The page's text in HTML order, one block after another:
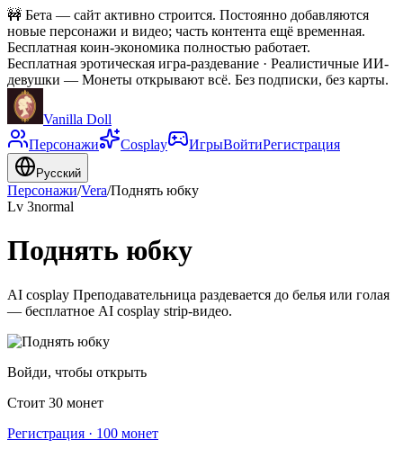
🚧 Бета — сайт активно строится. Постоянно добавляются
новые персонажи и видео; часть контента ещё временная.
Бесплатная коин-экономика полностью работает.
Бесплатная эротическая игра-раздевание · Реалистичные ИИ-
девушки — Монеты открывают всё. Без подписки, без карты.
Vanilla Doll
Персонажи
Cosplay ИгрыВойтиРегистрация
Русский
Персонажи/Vera/Поднять юбку
Lv 3normal
Поднять юбку
AI cosplay Преподавательница раздевается до белья или голая
— бесплатное AI cosplay strip-видео.
Войди, чтобы открыть
Стоит 30 монет
Регистрация · 100 монет